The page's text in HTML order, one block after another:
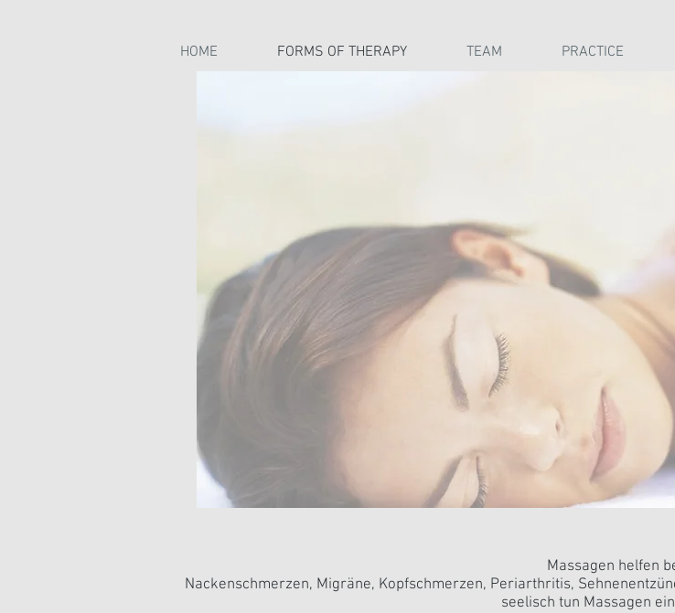
HOME FORMS OF THERAPY TEAM PRACTICE
Massagen helfen
Nackenschmerzen, Migräne, Kopfschmerzen, Periarthritis,
seelisch tun Massagen